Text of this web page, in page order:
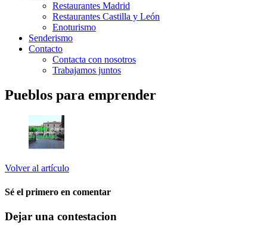
Restaurantes Madrid
Restaurantes Castilla y León
Enoturismo
Senderismo
Contacto
Contacta con nosotros
Trabajamos juntos
Pueblos para emprender
Volver al artículo
Sé el primero en comentar
Dejar una contestacion